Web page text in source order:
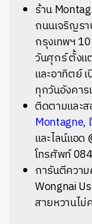
ร้าน
ถนนเจริญร
กรุงเทพฯ
วันศุกร์ ตั้งแ
และอาทิตย์
ทุกวันอังคาร
ติดตามและ
Montagne,
และไลน์แอด
โทรศัพท์
การันตีควา
Wongnai
สายหวานไ